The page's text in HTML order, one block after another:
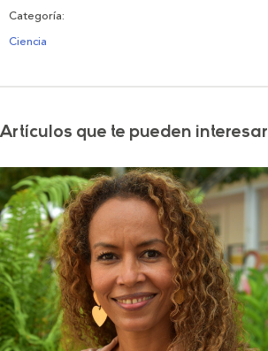
Categoría:
Ciencia
Artículos que te pueden interesar